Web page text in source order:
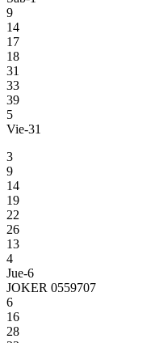
9
14
17
18
31
33
39
5
Vie-31
3
9
14
19
22
26
13
4
Jue-6
JOKER 0559707
6
16
28